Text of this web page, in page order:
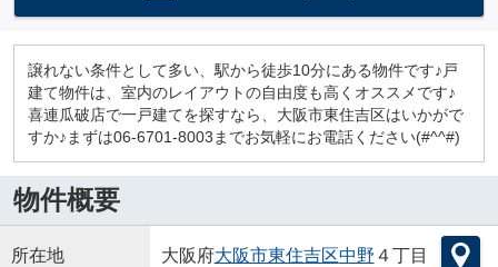
譲れない条件として多い、駅から徒歩10分にある物件です♪戸
建て物件は、室内のレイアウトの自由度も高くオススメです♪
喜連瓜破店で一戸建てを探すなら、大阪市東住吉区はいかがで
すか♪まずは06-6701-8003までお気軽にお電話ください(#^^#)
物件概要
所在地 大阪府大阪市東住吉区中野 ４丁目